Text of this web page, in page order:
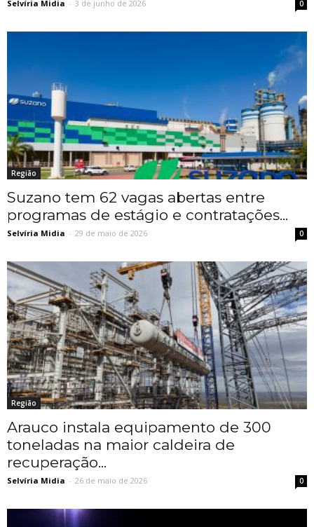
Selvíria Midia - 3 de junho de 2026 0
Região
Suzano tem 62 vagas abertas entre
programas de estágio e contratações...
Selvíria Midia - 29 de maio de 2026 0
Região
Arauco instala equipamento de 300
toneladas na maior caldeira de
recuperação...
Selvíria Midia - 26 de maio de 2026 0